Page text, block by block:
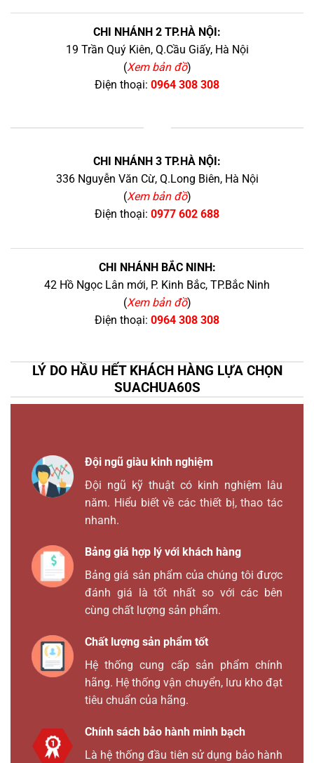
CHI NHÁNH 2 TP.HÀ NỘI:
19 Trần Quý Kiên, Q.Cầu Giấy, Hà Nội
(Xem bản đồ)
Điện thoại: 0964 308 308
CHI NHÁNH 3 TP.HÀ NỘI:
336 Nguyễn Văn Cừ, Q.Long Biên, Hà Nội
(Xem bản đồ)
Điện thoại: 0977 602 688
CHI NHÁNH BẮC NINH:
42 Hồ Ngọc Lân mới, P. Kinh Bắc, TP.Bắc Ninh
(Xem bản đồ)
Điện thoại: 0964 308 308
LÝ DO HẦU HẾT KHÁCH HÀNG LỰA CHỌN
SUACHUA60S
Đội ngũ giàu kinh nghiệm
Đội ngũ kỹ thuật có kinh nghiệm lâu
năm. Hiểu biết về các thiết bị, thao tác
nhanh.
Bảng giá hợp lý với khách hàng
Bảng giá sản phẩm của chúng tôi được
đánh giá là tốt nhất so với các bên
cùng chất lượng sản phẩm.
Chất lượng sản phẩm tốt
Hệ thống cung cấp sản phẩm chính
hãng. Hệ thống vận chuyển, lưu kho đạt
tiêu chuẩn của hãng.
Chính sách bảo hành minh bạch
Là hệ thống đầu tiên sử dụng bảo hành